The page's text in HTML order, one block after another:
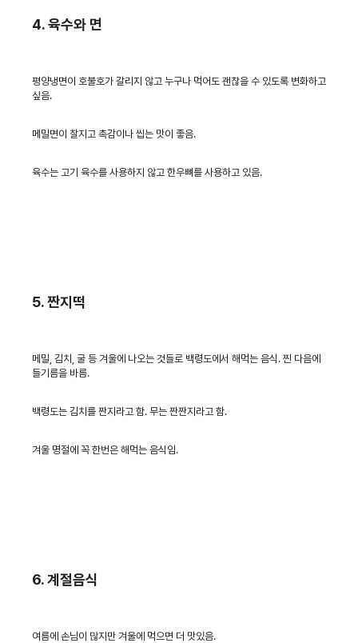
4. 육수와 면
평양냉면이 호불호가 갈리지 않고 누구나 먹어도 괜찮을 수 있도록 변화하고
싶음.
메밀면이 찰지고 촉감이나 씹는 맛이 좋음.
육수는 고기 육수를 사용하지 않고 한우뼈를 사용하고 있음.
5. 짠지떡
메밀, 김치, 굴 등 겨울에 나오는 것들로 백령도에서 해먹는 음식. 찐 다음에
들기름을 바름.
백령도는 김치를 짠지라고 함. 무는 짠짠지라고 함.
겨울 명절에 꼭 한번은 해먹는 음식임.
6. 계절음식
여름에 손님이 많지만 겨울에 먹으면 더 맛있음.